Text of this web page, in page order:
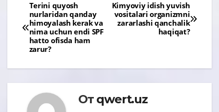
Навигация
по
записям
Kimyoviy idish yuvish
vositalari organizmni
zararlashi qanchalik
haqiqat?
Terini quyosh
nurlaridan qanday
himoyalash kerak va
nima uchun endi SPF
hatto ofisda ham
zarur?
От qwert.uz